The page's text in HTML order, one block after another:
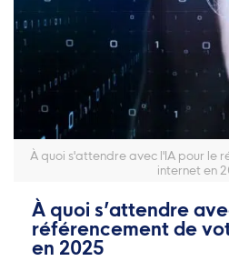
À quoi s'attendre avec l'IA pour le
internet en
À quoi s’attendre
référencement de
en 2025